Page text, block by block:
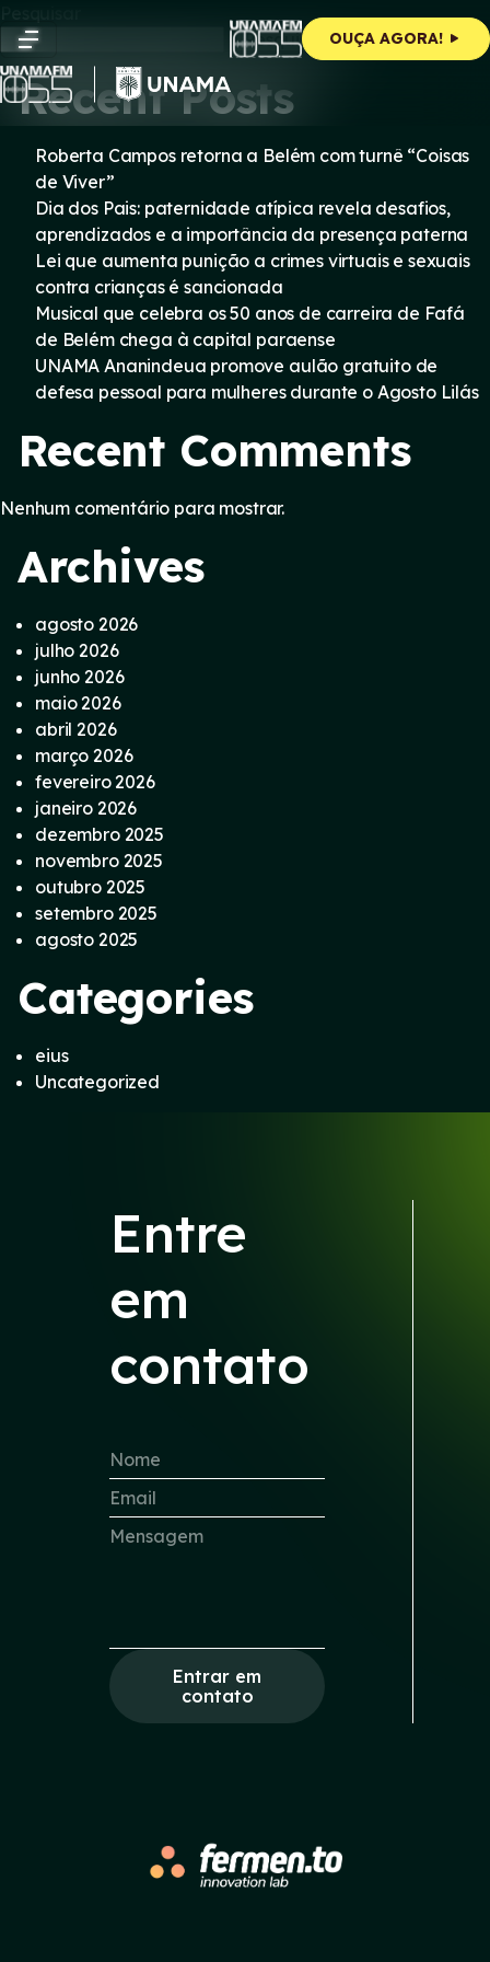
content
OUÇA AGORA!
Pesquisar
Pesquisar
Recent Posts
Roberta Campos retorna a Belém com turnê “Coisas
de Viver”
Dia dos Pais: paternidade atípica revela desafios,
aprendizados e a importância da presença paterna
Lei que aumenta punição a crimes virtuais e sexuais
contra crianças é sancionada
Musical que celebra os 50 anos de carreira de Fafá
de Belém chega à capital paraense
UNAMA Ananindeua promove aulão gratuito de
defesa pessoal para mulheres durante o Agosto Lilás
Recent Comments
Nenhum comentário para mostrar.
Archives
agosto 2026
julho 2026
junho 2026
maio 2026
abril 2026
março 2026
fevereiro 2026
janeiro 2026
dezembro 2025
novembro 2025
outubro 2025
setembro 2025
agosto 2025
Categories
eius
Uncategorized
Entre
em
contato
Entrar em
contato